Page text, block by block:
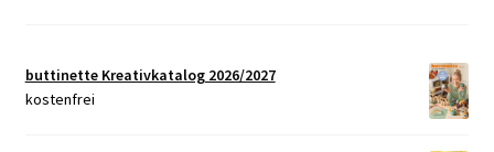
buttinette Kreativkatalog 2026/2027
kostenfrei